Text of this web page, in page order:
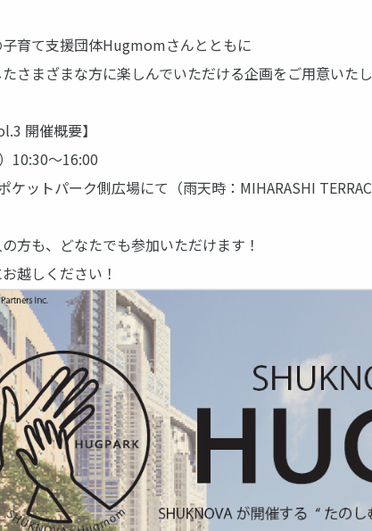
育て支援団体Hugmomさんとともに
さまざまな方に楽しんでいただける企画をご用意いたし
開催概要】
10:30～16:00
ケットパーク側広場にて（雨天時：MIHARASHI
方も、どなたでも参加いただけます！
越しください！